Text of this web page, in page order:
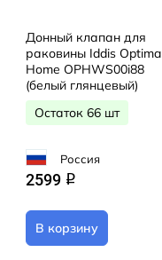
Донный клапан для
раковины Iddis Optima
Home OPHWS00i88
(белый глянцевый)
Остаток 66 шт
Россия
2599 q
В корзину